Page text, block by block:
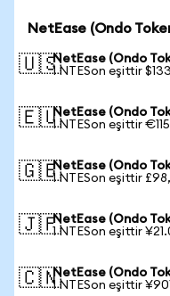
NetEase (Ondo
🇺🇸NetEase (Ondo
1 NTESon eşittir
🇪🇺NetEase (Ondo
1 NTESon eşittir
🇬🇧NetEase (Ondo
1 NTESon eşittir
🇯🇵NetEase (Ondo
1 NTESon eşittir
🇨🇳NetEase (Ondo
1 NTESon eşittir